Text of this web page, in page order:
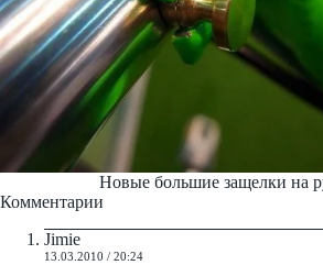
Новые большие защелки на
Jimie
13.03.2010 / 20:24